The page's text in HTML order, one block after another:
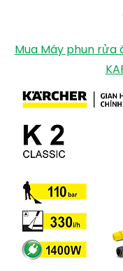
Mua Máy phun rửa